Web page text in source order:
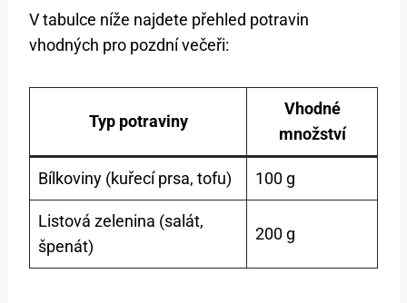
V tabulce níže najdete přehled potravin
vhodných pro pozdní večeři:
Typ potraviny
Vhodné
množství
Bílkoviny (kuřecí prsa, tofu) 100 g
Listová zelenina (salát,
špenát)
200 g